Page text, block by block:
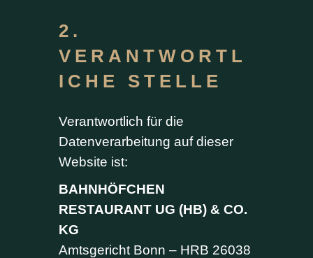
2.
VERANTWORTL
ICHE STELLE
Verantwortlich für die
Datenverarbeitung auf dieser
Website ist:
BAHNHÖFCHEN
RESTAURANT UG (HB) & CO.
KG
Amtsgericht Bonn – HRB 26038